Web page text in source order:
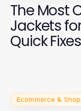
The Most
Jackets
Quick
Ecommerce &